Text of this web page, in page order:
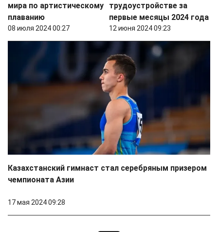
мира по артистическому
плаванию
08 июля 2024 00:27
трудоустройстве за
первые месяцы 2024 года
12 июня 2024 09:23
Казахстанский гимнаст стал серебряным призером
чемпионата Азии
17 мая 2024 09:28